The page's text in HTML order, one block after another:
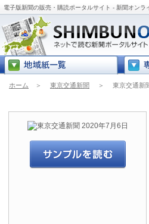
電子版新聞の販売・購読ポータルサイト - 新聞オンラ
ホーム ＞ 東京交通新聞 ＞ 東京交通新